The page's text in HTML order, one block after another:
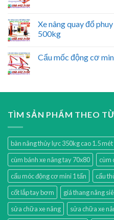
Xe nâng quay đổ
500kg
Cẩu mốc động cơ
TÌM SẢN PHẨM THEO
bàn nâng thủy lực 350kg cao 1.5
cùm bánh xe nâng tay 70x80
cùm
cẩu móc động cơ mini 1 tấn
cẩu
cốt lắp tay bơm
giá thang nâng
sửa chữa xe nâng
sửa chữa xe